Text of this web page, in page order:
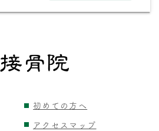
初めての方へ
アクセスマップ